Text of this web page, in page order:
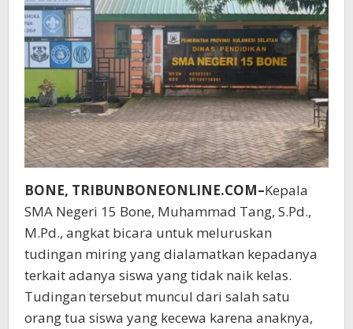
BONE, TRIBUNBONEONLINE.COM–Kepala
SMA Negeri 15 Bone, Muhammad Tang, S.Pd.,
M.Pd., angkat bicara untuk meluruskan
tudingan miring yang dialamatkan kepadanya
terkait adanya siswa yang tidak naik kelas.
Tudingan tersebut muncul dari salah satu
orang tua siswa yang kecewa karena anaknya,